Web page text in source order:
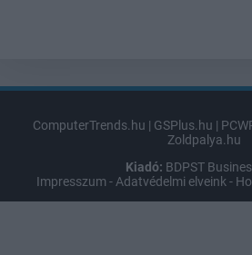
ComputerTrends.hu | GSPlus.hu |
Zoldpalya.hu
Kiadó: BDPST
Impresszum - Adatvédelmi elveink -